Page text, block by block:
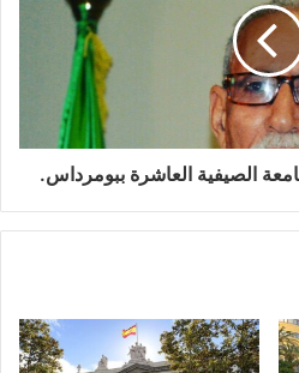
الصيفية العاشرة ببومرداس.